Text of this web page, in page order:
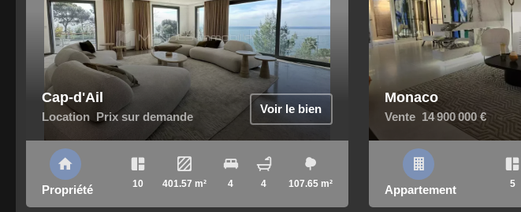
Cap-d'Ail
Location Prix sur demande
Voir le bien
Propriété 10 401.57 m² 4 4 107.65 m²
Monaco
Vente 14 900 000 €
Appartement 5